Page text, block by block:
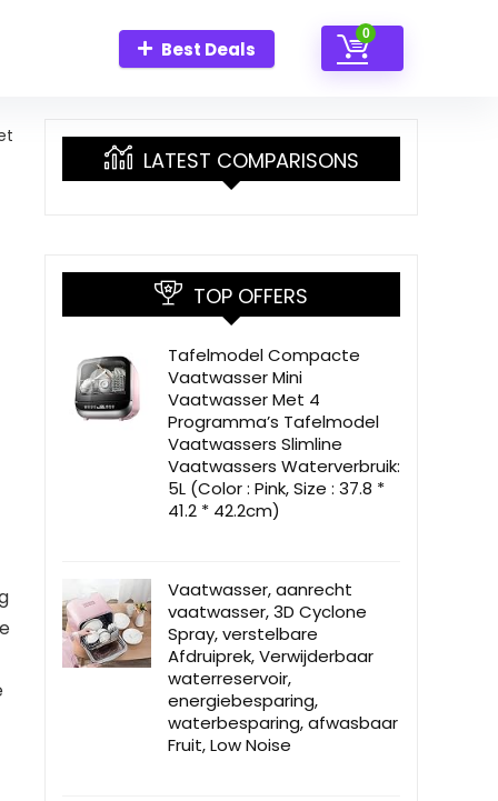
Best Deals
0
LATEST COMPARISONS
TOP OFFERS
Tafelmodel Compacte
Vaatwasser Mini
Vaatwasser Met 4
Programma’s Tafelmodel
Vaatwassers Slimline
Vaatwassers Waterverbruik:
5L (Color : Pink, Size : 37.8 *
41.2 * 42.2cm)
Vaatwasser, aanrecht
vaatwasser, 3D Cyclone
Spray, verstelbare
Afdruiprek, Verwijderbaar
waterreservoir,
energiebesparing,
waterbesparing, afwasbaar
Fruit, Low Noise